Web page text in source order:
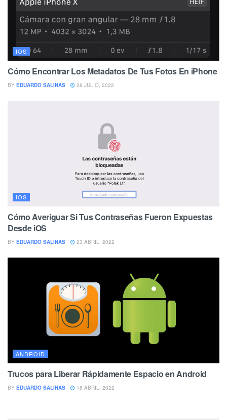
IOS
Cómo Encontrar Los Metadatos De Tus Fotos En iPhone
BY EDUARDO SALINAS 28 JULIO, 2022
IOS
Cómo Averiguar Si Tus Contraseñas Fueron Expuestas
Desde iOS
BY EDUARDO SALINAS 23 ABRIL, 2022
ANDROID
Trucos para Liberar Rápidamente Espacio en Android
BY EDUARDO SALINAS 18 ABRIL, 2022